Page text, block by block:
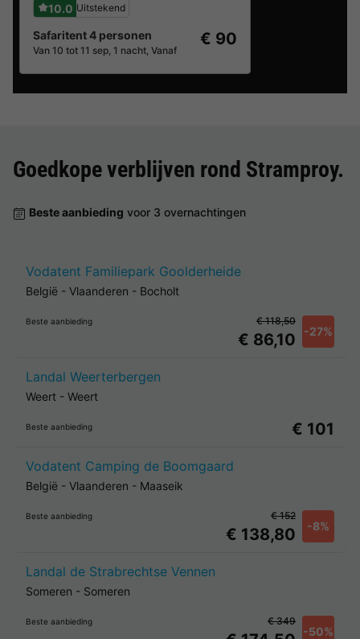
10.0 Uitstekend
Safaritent 4 personen
Van 10 tot 11 sep, 1 nacht, Vanaf
€ 90
Goedkope verblijven rond Stramproy.
Beste aanbieding voor 3 overnachtingen
Vodatent Familiepark Goolderheide
België - Vlaanderen - Bocholt
Beste aanbieding
€ 86,10 -27%
€ 118,50
Landal Weerterbergen
Weert - Weert
Beste aanbieding € 101
Vodatent Camping de Boomgaard
België - Vlaanderen - Maaseik
Beste aanbieding
€ 138,80 -8%
€ 152
Landal de Strabrechtse Vennen
Someren - Someren
Beste aanbieding
-50%
€ 349